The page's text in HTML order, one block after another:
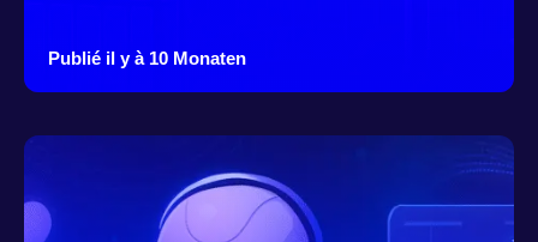
Publié il y à 10 Monaten